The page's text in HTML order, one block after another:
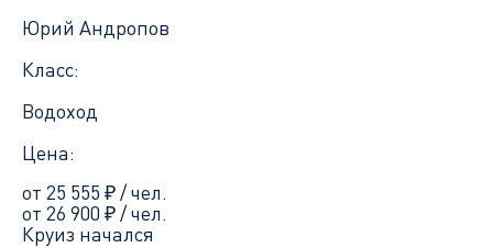
Юрий Андропов
Класс:
Водоход
Цена:
от 25 555 ₽/ чел.
от 26 900 ₽/ чел.
Круиз начался